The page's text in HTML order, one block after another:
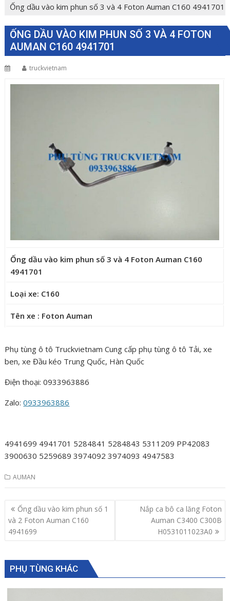
Ống dầu vào kim phun số 3 và 4 Foton Auman C160 4941701
ỐNG DẦU VÀO KIM PHUN SỐ 3 VÀ 4 FOTON
AUMAN C160 4941701
truckvietnam
Ống dầu vào kim phun số 3 và 4 Foton Auman C160
4941701
Loại xe: C160
Tên xe : Foton Auman
Phụ tùng ô tô Truckvietnam Cung cấp phụ tùng ô tô Tải, xe
ben, xe Đầu kéo Trung Quốc, Hàn Quốc
Điện thoại: 0933963886
Zalo:0933963886
4941699 4941701 5284841 5284843 5311209 PP42083
3900630 5259689 3974092 3974093 4947583
AUMAN
Post
navigation
Ống dầu vào kim phun số 1
và 2 Foton Auman C160
4941699
Nắp ca bô ca lăng Foton
Auman C3400 C300B
H0531011023A0
PHỤ TÙNG KHÁC